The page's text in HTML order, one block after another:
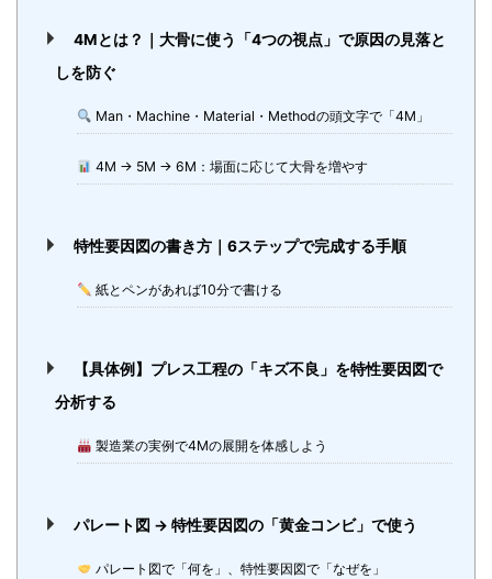
4Mとは？｜大骨に使う「4つの視点」で原因の見落と
しを防ぐ
Man・Machine・Material・Methodの頭文字で「4M」
4M → 5M → 6M：場面に応じて大骨を増やす
特性要因図の書き方｜6ステップで完成する手順
紙とペンがあれば10分で書ける
【具体例】プレス工程の「キズ不良」を特性要因図で
分析する
製造業の実例で4Mの展開を体感しよう
パレート図 → 特性要因図の「黄金コンビ」で使う
パレート図で「何を」、特性要因図で「なぜを」